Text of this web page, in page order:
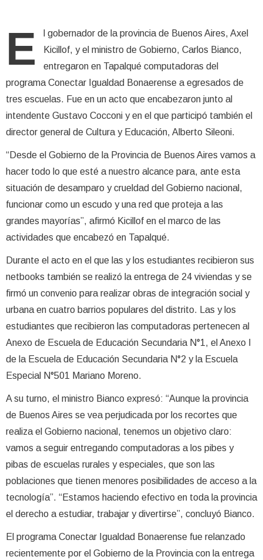
E
l gobernador de la provincia de Buenos Aires, Axel
Kicillof, y el ministro de Gobierno, Carlos Bianco,
entregaron en Tapalqué computadoras del
programa Conectar Igualdad Bonaerense a egresados de
tres escuelas. Fue en un acto que encabezaron junto al
intendente Gustavo Cocconi y en el que participó también el
director general de Cultura y Educación, Alberto Sileoni.
“Desde el Gobierno de la Provincia de Buenos Aires vamos a
hacer todo lo que esté a nuestro alcance para, ante esta
situación de desamparo y crueldad del Gobierno nacional,
funcionar como un escudo y una red que proteja a las
grandes mayorías”, afirmó Kicillof en el marco de las
actividades que encabezó en Tapalqué.
Durante el acto en el que las y los estudiantes recibieron sus
netbooks también se realizó la entrega de 24 viviendas y se
firmó un convenio para realizar obras de integración social y
urbana en cuatro barrios populares del distrito. Las y los
estudiantes que recibieron las computadoras pertenecen al
Anexo de Escuela de Educación Secundaria N°1, el Anexo I
de la Escuela de Educación Secundaria N°2 y la Escuela
Especial N°501 Mariano Moreno.
A su turno, el ministro Bianco expresó: “Aunque la provincia
de Buenos Aires se vea perjudicada por los recortes que
realiza el Gobierno nacional, tenemos un objetivo claro:
vamos a seguir entregando computadoras a los pibes y
pibas de escuelas rurales y especiales, que son las
poblaciones que tienen menores posibilidades de acceso a la
tecnología”. “Estamos haciendo efectivo en toda la provincia
el derecho a estudiar, trabajar y divertirse”, concluyó Bianco.
El programa Conectar Igualdad Bonaerense fue relanzado
recientemente por el Gobierno de la Provincia con la entrega